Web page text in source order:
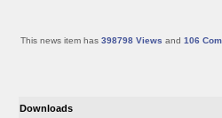
This news item has 398798 Views and 106
Downloads